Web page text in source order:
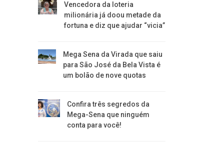
Vencedora da loteria
milionária já doou metade da
fortuna e diz que ajudar “vicia”
Mega Sena da Virada que saiu
para São José da Bela Vista é
um bolão de nove quotas
Confira três segredos da
Mega-Sena que ninguém
conta para você!